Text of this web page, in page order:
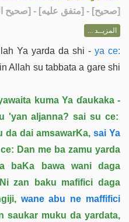
[صحيح] - [متفق عليه] - [صحيح
المزيــد ...
Ya yarda da shi - ya ce:
Allah su tabbata a gare shi
kuma Ya ɗaukaka -
'yan aljanna? sai su ce:
da dai amsawarKa, sai Ya
Dan me ba zamu yarda
baKa bawa wani daga
zan baku mafifici daga
wane abu ne maffifici
saukar muku da yardata,